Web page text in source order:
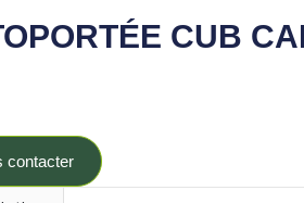
CUB
contacter